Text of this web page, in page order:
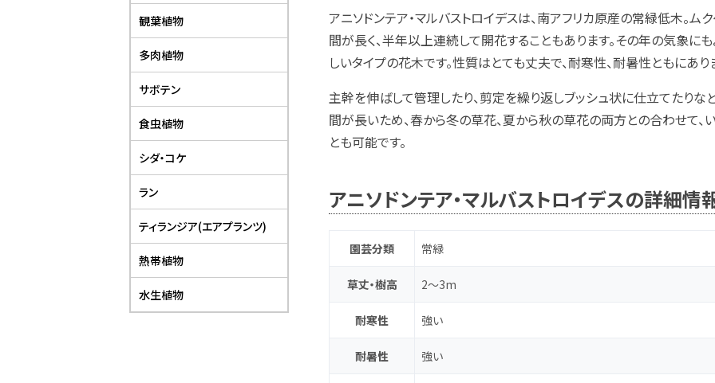
アニソドンテア・マルバストロイデスは、南アフリカ原産の常緑低木。ム
間が長く、半年以上連続して開花することもあります。その年の気象に
しいタイプの花木です。性質はとても丈夫で、耐寒性、耐暑性ともにあり
主幹を伸ばして管理したり、剪定を繰り返しブッシュ状に仕立てたりな
間が長いため、春から冬の草花、夏から秋の草花の両方との合わせて
とも可能です。
アニソドンテア・マルバストロイデスの詳細情
園芸分類 常緑
草丈・樹高 2～3m
耐寒性 強い
耐暑性 強い
観葉植物
多肉植物
サボテン
食虫植物
シダ・コケ
ラン
ティランジア(エアプランツ)
熱帯植物
水生植物